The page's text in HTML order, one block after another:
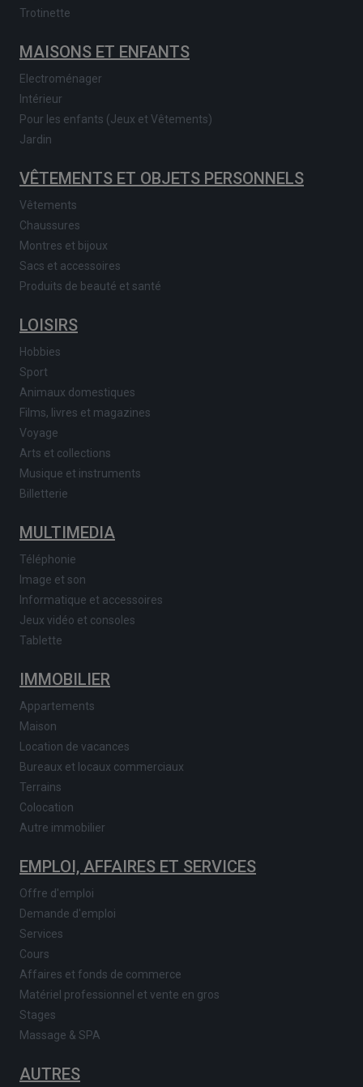
Trotinette
MAISONS ET ENFANTS
Electroménager
Intérieur
Pour les enfants (Jeux et Vêtements)
Jardin
VÊTEMENTS ET OBJETS PERSONNELS
Vêtements
Chaussures
Montres et bijoux
Sacs et accessoires
Produits de beauté et santé
LOISIRS
Hobbies
Sport
Animaux domestiques
Films, livres et magazines
Voyage
Arts et collections
Musique et instruments
Billetterie
MULTIMEDIA
Téléphonie
Image et son
Informatique et accessoires
Jeux vidéo et consoles
Tablette
IMMOBILIER
Appartements
Maison
Location de vacances
Bureaux et locaux commerciaux
Terrains
Colocation
Autre immobilier
EMPLOI, AFFAIRES ET SERVICES
Offre d'emploi
Demande d'emploi
Services
Cours
Affaires et fonds de commerce
Matériel professionnel et vente en gros
Stages
Massage & SPA
AUTRES